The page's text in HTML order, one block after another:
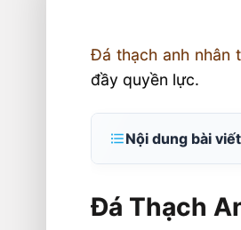
Đá thạch anh nhân
đầy quyền lực.
Nội dung bài viết
Vẻ đẹp của
Đá Thạch